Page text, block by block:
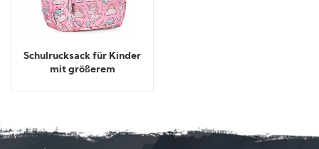
Schulrucksack für Kinder
mit größerem